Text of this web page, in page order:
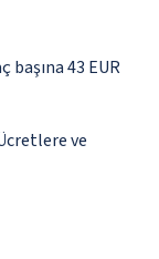
başına 43 EUR
ve